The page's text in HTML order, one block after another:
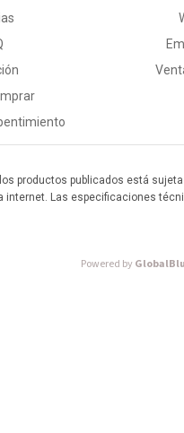
productos publicados está
internet. Las especificaciones
Powered by